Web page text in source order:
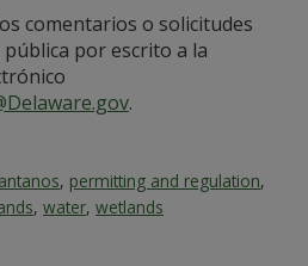
comentarios o solicitudes
por escrito a la
.
, permitting and regulation,
, water, wetlands